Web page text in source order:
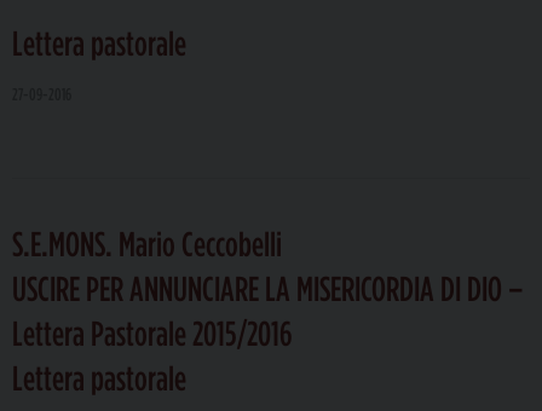
Lettera pastorale
S.E.MONS. Mario Ceccobelli
USCIRE PER ANNUNCIARE LA MISERICORDIA DI DIO –
Lettera Pastorale 2015/2016
Lettera pastorale